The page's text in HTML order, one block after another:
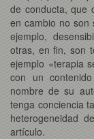
de conducta, que
en cambio no son
ejemplo,
otras, en fin, son
ejemplo «terapia
con un
nombre de su
tenga conciencia
heterogeneidad
artículo.